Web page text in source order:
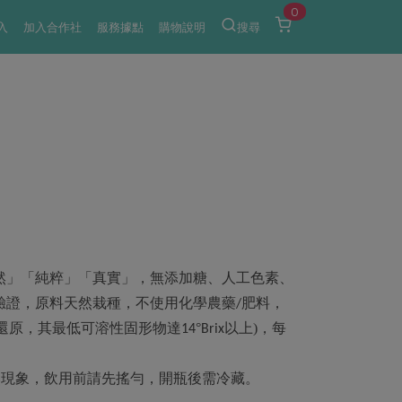
加入合作社 服務據點 購物說明 搜尋
0
「純粹」「真實」，無添加糖、人工色素、
證，原料天然栽種，不使用化學農藥/肥料，
原，其最低可溶性固形物達 14°Brix以上)，每
象，飲用前請先搖勻，開瓶後需冷藏。